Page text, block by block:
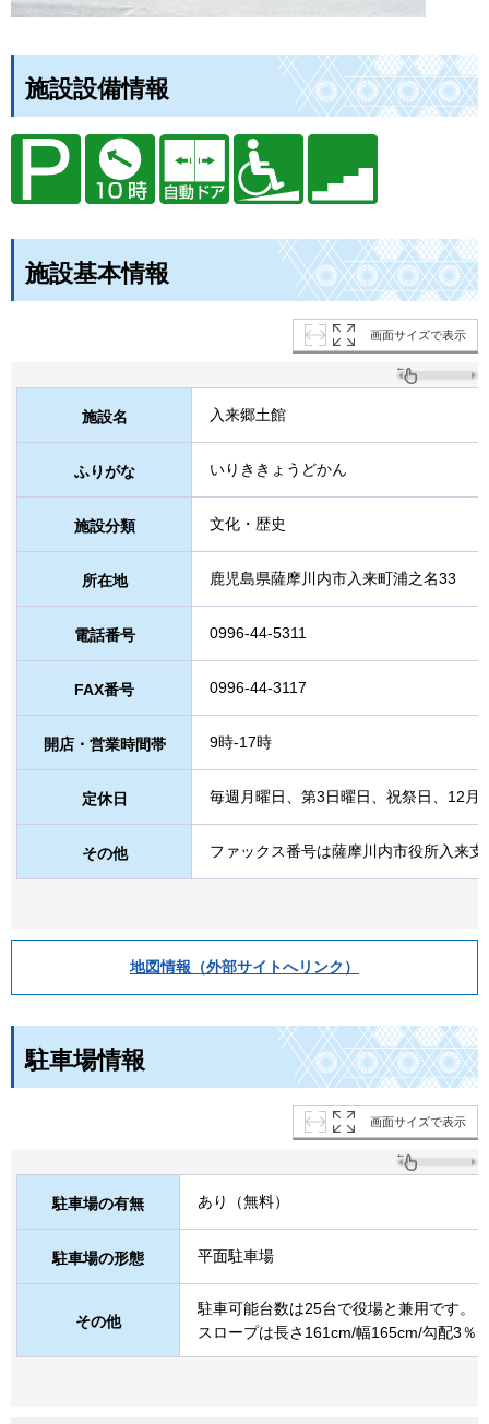
施設設備情報
施設基本情報
画面サイズで表示
施設名 入来郷土館
ふりがな いりききょうどかん
施設分類 文化・歴史
所在地 鹿児島県薩摩川内市入来町浦之名33
電話番号 0996-44-5311
FAX番号 0996-44-3117
開店・営業時間帯 9時-17時
定休日 毎週月曜日、第3日曜日、祝祭日、12月
その他 ファックス番号は薩摩川内市役所入来
地図情報（外部サイトへリンク）
駐車場情報
画面サイズで表示
駐車場の有無 あり（無料）
駐車場の形態 平面駐車場
その他
駐車可能台数は25台で役場と兼用です。
スロープは長さ161cm/幅165cm/勾配3％